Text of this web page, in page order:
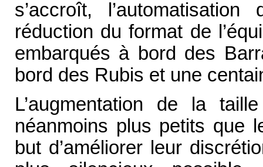
s’accroît,
réduction du format de
embarqués à bord des
bord des Rubis et une
L’augmentation de la
néanmoins plus petits que
but d’améliorer leur